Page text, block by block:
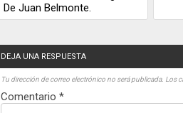
De Juan Belmonte.
DEJA UNA RESPUESTA
Tu dirección de correo electrónico no será publicada. Los
Comentario *